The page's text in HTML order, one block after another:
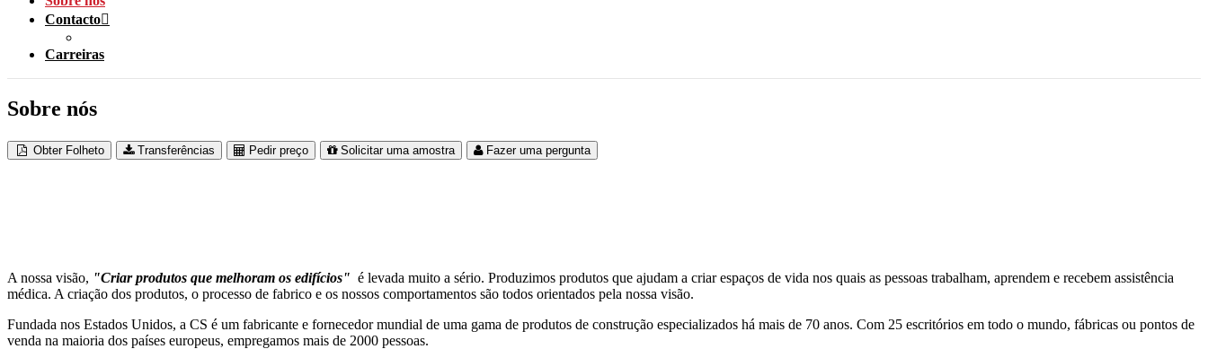
Contacto
Carreiras
Sobre nós
Obter Folheto Transferências Pedir preço Solicitar uma amostra Fazer uma pergunta
A nossa visão, "Criar produtos que melhoram os edifícios" é levada muito a sério. Produzimos produtos que ajudam a criar espaços de vida nos quais as pessoas trabalham, aprendem e recebem assistência
médica. A criação dos produtos, o processo de fabrico e os nossos comportamentos são todos orientados pela nossa visão.
Fundada nos Estados Unidos, a CS é um fabricante e fornecedor mundial de uma gama de produtos de construção especializados há mais de 70 anos. Com 25 escritórios em todo o mundo, fábricas ou pontos de
venda na maioria dos países europeus, empregamos mais de 2000 pessoas.